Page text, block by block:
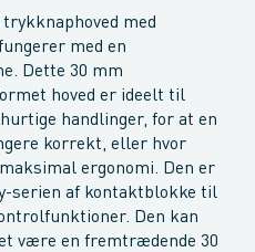
med
med en
Dette 30 mm
hoved er ideelt til
handlinger, for at en
korrekt, eller hvor
ergonomi. Den er
serien af kontaktblokke til
Den kan
være en fremtrædende 30